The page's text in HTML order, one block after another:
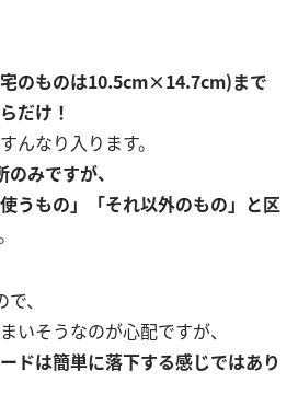
のものは10.5cm×14.7cm)まで
だけ！
んなり入ります。
みですが、
うもの」「それ以外のもの」と区
、
いそうなのが心配ですが、
ドは簡単に落下する感じではあり